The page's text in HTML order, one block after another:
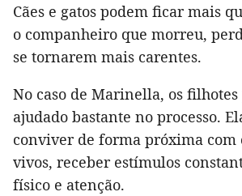
Cães e gatos podem ficar mais
o companheiro que morreu,
se tornarem mais carentes.
No caso de Marinella, os
ajudado bastante no processo.
conviver de forma próxima com
vivos, receber estímulos
físico e atenção.